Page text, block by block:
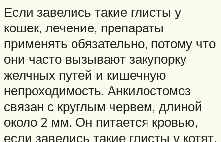
Если завелись такие глисты у
кошек, лечение, препараты
применять обязательно, потому что
они часто вызывают закупорку
желчных путей и кишечную
непроходимость. Анкилостомоз
связан с круглым червем, длиной
около 2 мм. Он питается кровью,
если завелись такие глисты у котят,